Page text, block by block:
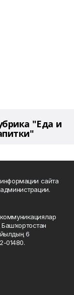
"Еда и
сайта
коммуникациялар
Башҡортостан
6
01480.